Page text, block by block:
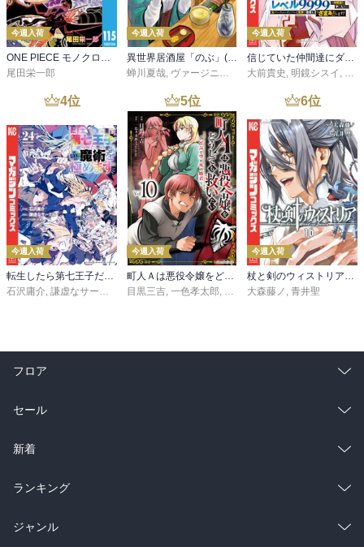
今週入荷
ONE PIECE モノクロ版 115
尾田栄一郎
今週入荷
異世界居酒屋「のぶ」(22)
蝉川夏哉, ヴァージニア二等兵 ,転
今週入荷
信じていた仲間達にダンジョン奥地で殺されかけたがギフト『無限ガチャ』でレベル９９９９の仲間達を手に入れて元パーティーメンバーと世界に復讐＆『ざまぁ！』します！（２３）
大前貴史 , 明鏡シスイ , ｔ
4位
今週入荷
転生したら第七王子だったので、気ままに魔術を極めます（２４）
石沢庸介, 謙虚なサークル メル。
5位
今週入荷
町人Ａは悪役令嬢をどうしても救いたい ～どぶと空と氷の姫君～１０【電子書店共通特典イラスト付】
目黒三吉, 一色孝太郎, Parum
6位
今週入荷
杖と剣のウィストリア（１６）
大森藤ノ , 青井聖
フロア
総合
ラノベ
雑誌・グラビア
BL・TL
セール
総合
ラノベ
雑誌・グラビア
新着
総合
ラノベ
ランキング
総合
ジャンル